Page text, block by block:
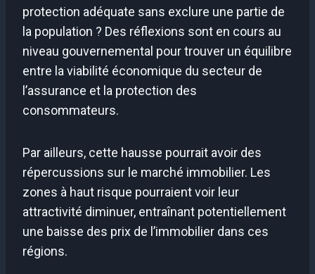
protection adéquate sans exclure une partie de
la population ? Des réflexions sont en cours au
niveau gouvernemental pour trouver un équilibre
entre la viabilité économique du secteur de
l’assurance et la protection des
consommateurs.
Par ailleurs, cette hausse pourrait avoir des
répercussions sur le marché immobilier. Les
zones à haut risque pourraient voir leur
attractivité diminuer, entraînant potentiellement
une baisse des prix de l’immobilier dans ces
régions.